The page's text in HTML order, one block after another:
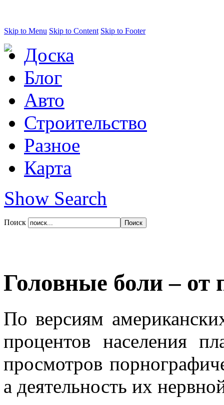
Skip to Menu Skip to Content Skip to Footer
Доска
Блог
Авто
Строительство
Разное
Карта
Show Search
Поиск
Головные боли – от
По версиям
процентов населения
просмотров
а деятельность их